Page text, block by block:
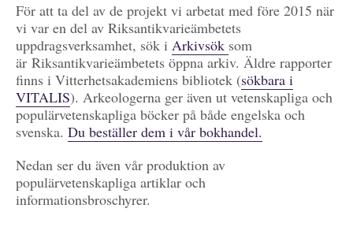
För att ta del av de projekt vi arbetat med före 2015 när
vi var en del av Riksantikvarieämbetets
uppdragsverksamhet, sök i Arkivsök som
är Riksantikvarieämbetets öppna arkiv. Äldre rapporter
finns i Vitterhetsakademiens bibliotek (sökbara i
VITALIS). Arkeologerna ger även ut vetenskapliga och
populärvetenskapliga böcker på både engelska och
svenska. Du beställer dem i vår bokhandel.
Nedan ser du även vår produktion av
populärvetenskapliga artiklar och
informationsbroschyrer.